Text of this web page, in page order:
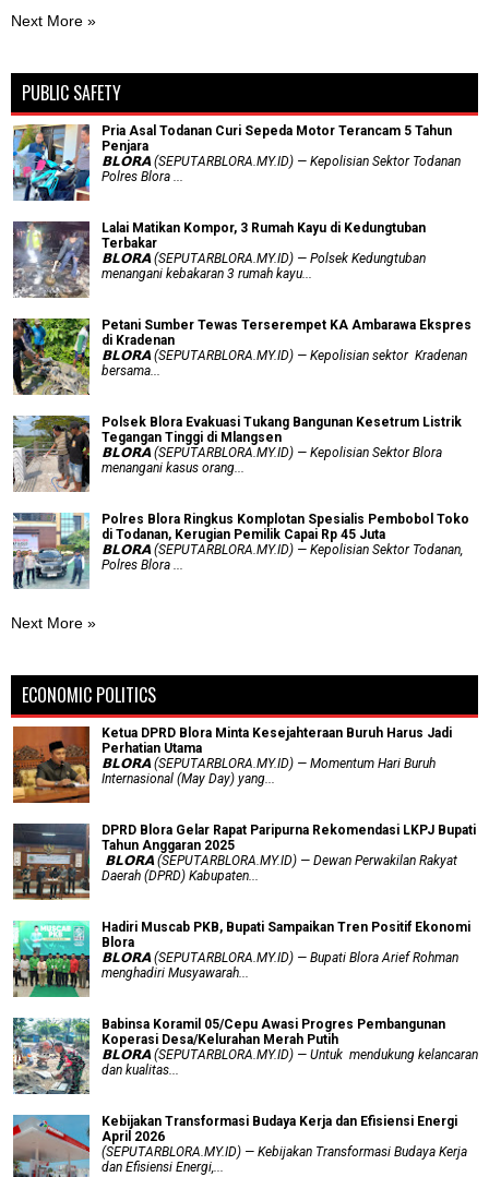
Next More »
PUBLIC SAFETY
Pria Asal Todanan Curi Sepeda Motor Terancam 5 Tahun
Penjara
𝗕𝗟𝗢𝗥𝗔 (SEPUTARBLORA.MY.ID) — Kepolisian Sektor Todanan
Polres Blora ...
Lalai Matikan Kompor, 3 Rumah Kayu di Kedungtuban
Terbakar
𝗕𝗟𝗢𝗥𝗔 (SEPUTARBLORA.MY.ID) — Polsek Kedungtuban
menangani kebakaran 3 rumah kayu...
Petani Sumber Tewas Terserempet KA Ambarawa Ekspres
di Kradenan
𝗕𝗟𝗢𝗥𝗔 (SEPUTARBLORA.MY.ID) — Kepolisian sektor Kradenan
bersama...
Polsek Blora Evakuasi Tukang Bangunan Kesetrum Listrik
Tegangan Tinggi di Mlangsen
𝗕𝗟𝗢𝗥𝗔 (SEPUTARBLORA.MY.ID) — Kepolisian Sektor Blora
menangani kasus orang...
Polres Blora Ringkus Komplotan Spesialis Pembobol Toko
di Todanan, Kerugian Pemilik Capai Rp 45 Juta
𝗕𝗟𝗢𝗥𝗔 (SEPUTARBLORA.MY.ID) — Kepolisian Sektor Todanan,
Polres Blora ...
Next More »
ECONOMIC POLITICS
Ketua DPRD Blora Minta Kesejahteraan Buruh Harus Jadi
Perhatian Utama
​𝗕𝗟𝗢𝗥𝗔 (SEPUTARBLORA.MY.ID) — Momentum Hari Buruh
Internasional (May Day) yang...
DPRD Blora Gelar Rapat Paripurna Rekomendasi LKPJ Bupati
Tahun Anggaran 2025
‎ 𝗕𝗟𝗢𝗥𝗔 (SEPUTARBLORA.MY.ID) — Dewan Perwakilan Rakyat
Daerah (DPRD) Kabupaten...
Hadiri Muscab PKB, Bupati Sampaikan Tren Positif Ekonomi
Blora
𝗕𝗟𝗢𝗥𝗔 (SEPUTARBLORA.MY.ID) — Bupati Blora Arief Rohman
menghadiri Musyawarah...
Babinsa Koramil 05/Cepu Awasi Progres Pembangunan
Koperasi Desa/Kelurahan Merah Putih
𝗕𝗟𝗢𝗥𝗔 (SEPUTARBLORA.MY.ID) — Untuk mendukung kelancaran
dan kualitas...
Kebijakan Transformasi Budaya Kerja dan Efisiensi Energi
April 2026
(SEPUTARBLORA.MY.ID) — Kebijakan Transformasi Budaya Kerja
dan Efisiensi Energi,...